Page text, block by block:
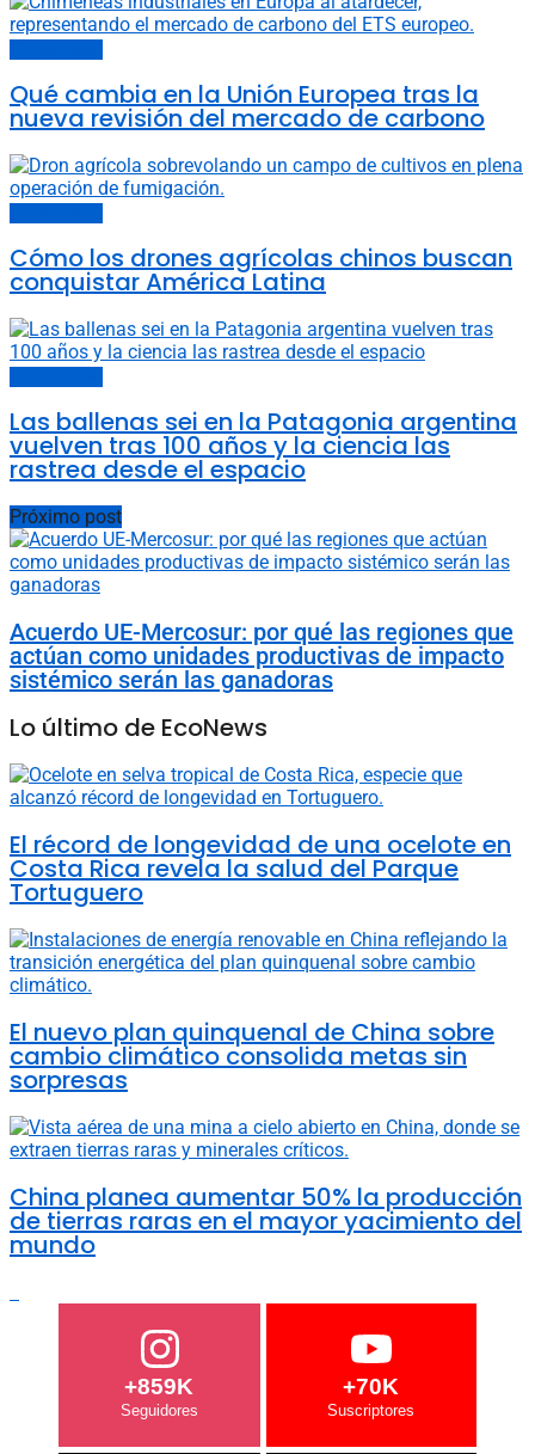
Qué cambia en la Unión Europea tras la
nueva revisión del mercado de carbono
Cómo los drones agrícolas chinos buscan
conquistar América Latina
Las ballenas sei en la Patagonia argentina
vuelven tras 100 años y la ciencia las
rastrea desde el espacio
Próximo post
Acuerdo UE-Mercosur: por qué las regiones que
actúan como unidades productivas de impacto
sistémico serán las ganadoras
Lo último de EcoNews
El récord de longevidad de una ocelote en
Costa Rica revela la salud del Parque
Tortuguero
El nuevo plan quinquenal de China sobre
cambio climático consolida metas sin
sorpresas
China planea aumentar 50% la producción
de tierras raras en el mayor yacimiento del
mundo
+859K +70K